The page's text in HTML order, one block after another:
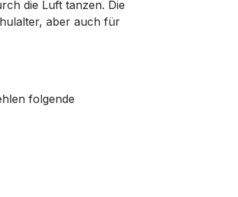
die Luft tanzen. Die
aber auch für
folgende